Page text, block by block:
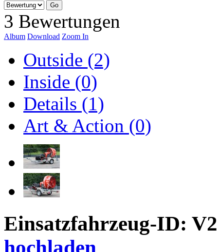
3 Bewertungen
Album Download Zoom In
Outside (2)
Inside (0)
Details (1)
Art & Action (0)
Einsatzfahrzeug-ID:
hochladen